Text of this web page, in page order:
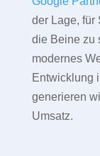
der Lage, für
die Beine zu
modernes
Entwicklung
generieren
Umsatz.